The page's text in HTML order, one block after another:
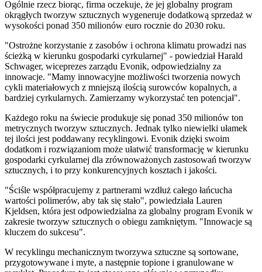
Ogólnie rzecz biorąc, firma oczekuje, że jej globalny program
okrągłych tworzyw sztucznych wygeneruje dodatkową sprzedaż w
wysokości ponad 350 milionów euro rocznie do 2030 roku.
"Ostrożne korzystanie z zasobów i ochrona klimatu prowadzi nas
ścieżką w kierunku gospodarki cyrkularnej" - powiedział Harald
Schwager, wiceprezes zarządu Evonik, odpowiedzialny za
innowacje. "Mamy innowacyjne możliwości tworzenia nowych
cykli materiałowych z mniejszą ilością surowców kopalnych, a
bardziej cyrkularnych. Zamierzamy wykorzystać ten potencjał".
Każdego roku na świecie produkuje się ponad 350 milionów ton
metrycznych tworzyw sztucznych. Jednak tylko niewielki ułamek
tej ilości jest poddawany recyklingowi. Evonik dzięki swoim
dodatkom i rozwiązaniom może ułatwić transformację w kierunku
gospodarki cyrkularnej dla zrównoważonych zastosowań tworzyw
sztucznych, i to przy konkurencyjnych kosztach i jakości.
"Ściśle współpracujemy z partnerami wzdłuż całego łańcucha
wartości polimerów, aby tak się stało", powiedziała Lauren
Kjeldsen, która jest odpowiedzialna za globalny program Evonik w
zakresie tworzyw sztucznych o obiegu zamkniętym. "Innowacje są
kluczem do sukcesu".
W recyklingu mechanicznym tworzywa sztuczne są sortowane,
przygotowywane i myte, a następnie topione i granulowane w